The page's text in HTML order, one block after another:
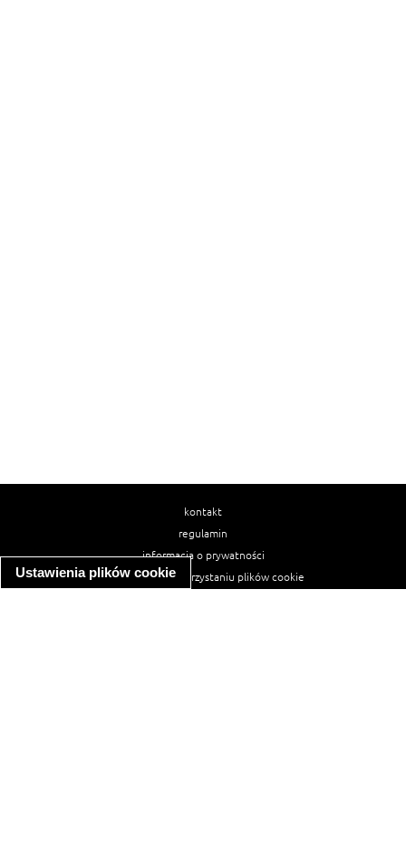
Ustawienia plików cookie
kontakt
regulamin
informacja o prywatności
informacja o wykorzystaniu plików cookie